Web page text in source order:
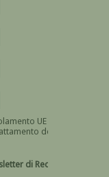
UE n.
dare il consenso
Recta